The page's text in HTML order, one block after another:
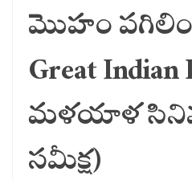
మొహం
Great Indian
మళయాళ
సమీక్ష)